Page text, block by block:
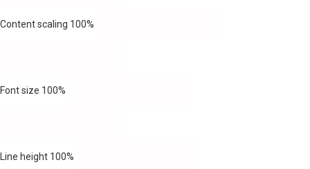
Content scaling 100%
Font size 100%
Line height 100%